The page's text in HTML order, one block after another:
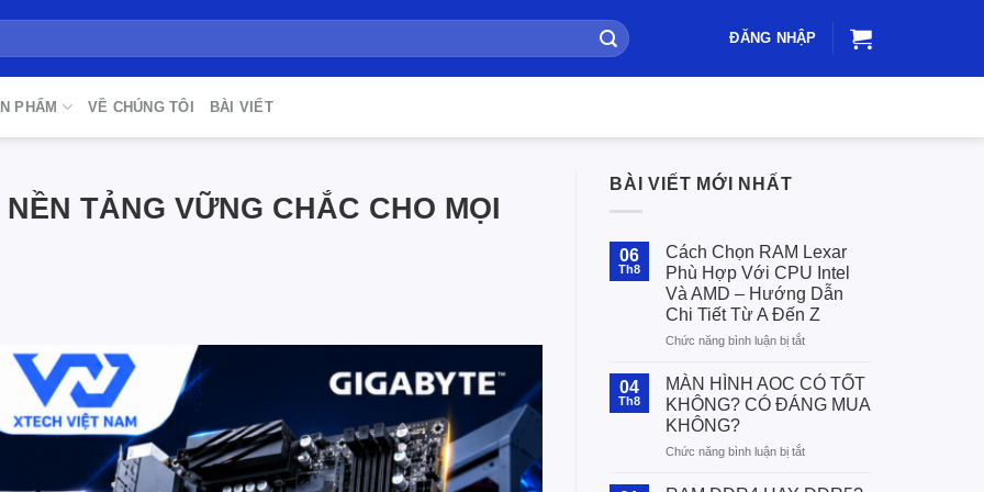
ĐĂNG NHẬP
PHẨM VỀ CHÚNG TÔI BÀI VIẾT
TẢNG VỮNG CHẮC CHO MỌI
BÀI VIẾT MỚI NHẤT
06
Th8
Cách Chọn RAM Lexar
Phù Hợp Với CPU Intel
Và AMD – Hướng Dẫn
Chi Tiết Từ A Đến Z
Chức năng bình luận bị tắtở
Chọn
RAM
Lexar
Hợp
CPU
04
Th8
MÀN HÌNH AOC CÓ TỐT
KHÔNG? CÓ ĐÁNG MUA
KHÔNG?
Chức năng bình luận bị tắtở
HÌNH